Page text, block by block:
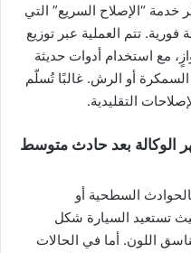
“الإصلاح السريع” التي
تتم العملية عبر توزيع
مع استخدام أدوات حديثة
أو الرش. غالبًا تُسلّم
التقليدية.
الوكالة بعد حادث متوسط
السطحية أو
تستعيد السيارة شكل
اللون. أما في الحالات